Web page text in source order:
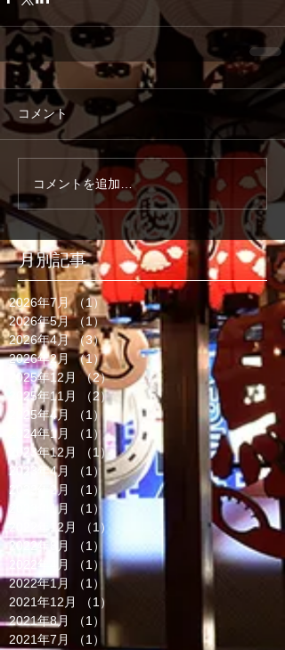
コメント
コメントを追加…
月別記事
2026年7月 （1）1件の記事
2026年5月 （1）1件の記事
2026年4月 （3）3件の記事
2026年2月 （1）1件の記事
2025年12月
（2）2件の記事
2025年11月
（2）2件の記事
2025年4月
（1）
1件の記事
2024年1月
（1）1件の記事
2023年12月
（1）1件の記事
2023年4月
（1） 1件の記事
2023年2月
（1）1件の記事
2023年1月
（1）
2022年12月
（1）
2022年8月
（1）
1件の記事
2022年4月
（1）1件の記事
2022年1月
（1） 1件の記事
2021年12月
（1）
2021年8月
（1）
1件の記事
2021年7月
（1）